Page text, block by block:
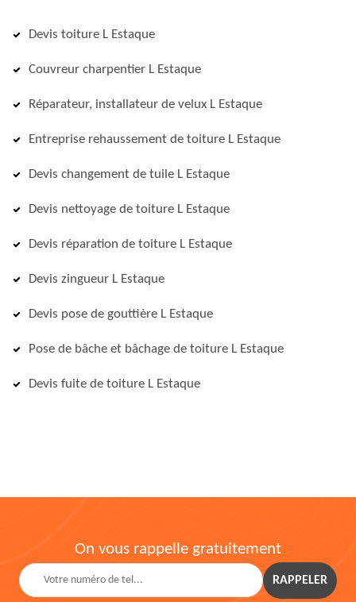
Devis toiture L Estaque
Couvreur charpentier L Estaque
Réparateur, installateur de velux L Estaque
Entreprise rehaussement de toiture L Estaque
Devis changement de tuile L Estaque
Devis nettoyage de toiture L Estaque
Devis réparation de toiture L Estaque
Devis zingueur L Estaque
Devis pose de gouttière L Estaque
Pose de bâche et bâchage de toiture L Estaque
Devis fuite de toiture L Estaque
On vous rappelle gratuitement